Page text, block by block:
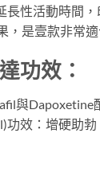
性活動時間
是壹款非常
功效：
與
效：增硬助